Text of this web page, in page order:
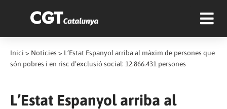
Inici > Notícies > L’Estat Espanyol arriba al màxim de persones que
són pobres i en risc d’exclusió social: 12.866.431 persones
L’Estat Espanyol arriba al